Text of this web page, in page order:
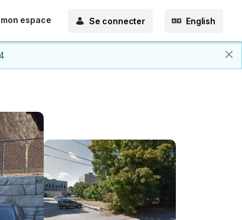
espace Se connecter English